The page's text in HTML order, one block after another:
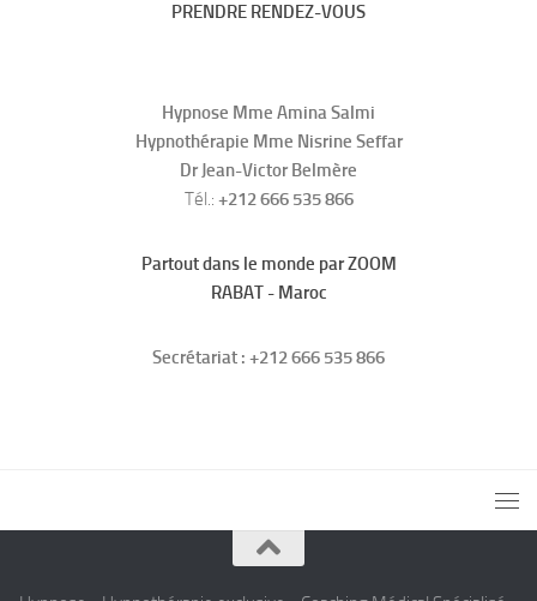
PRENDRE RENDEZ-VOUS
Hypnose Mme Amina Salmi
Hypnothérapie Mme Nisrine Seffar
Dr Jean-Victor Belmère
Tél.: +212 666 535 866
Partout dans le monde par ZOOM
RABAT - Maroc
Secrétariat : +212 666 535 866